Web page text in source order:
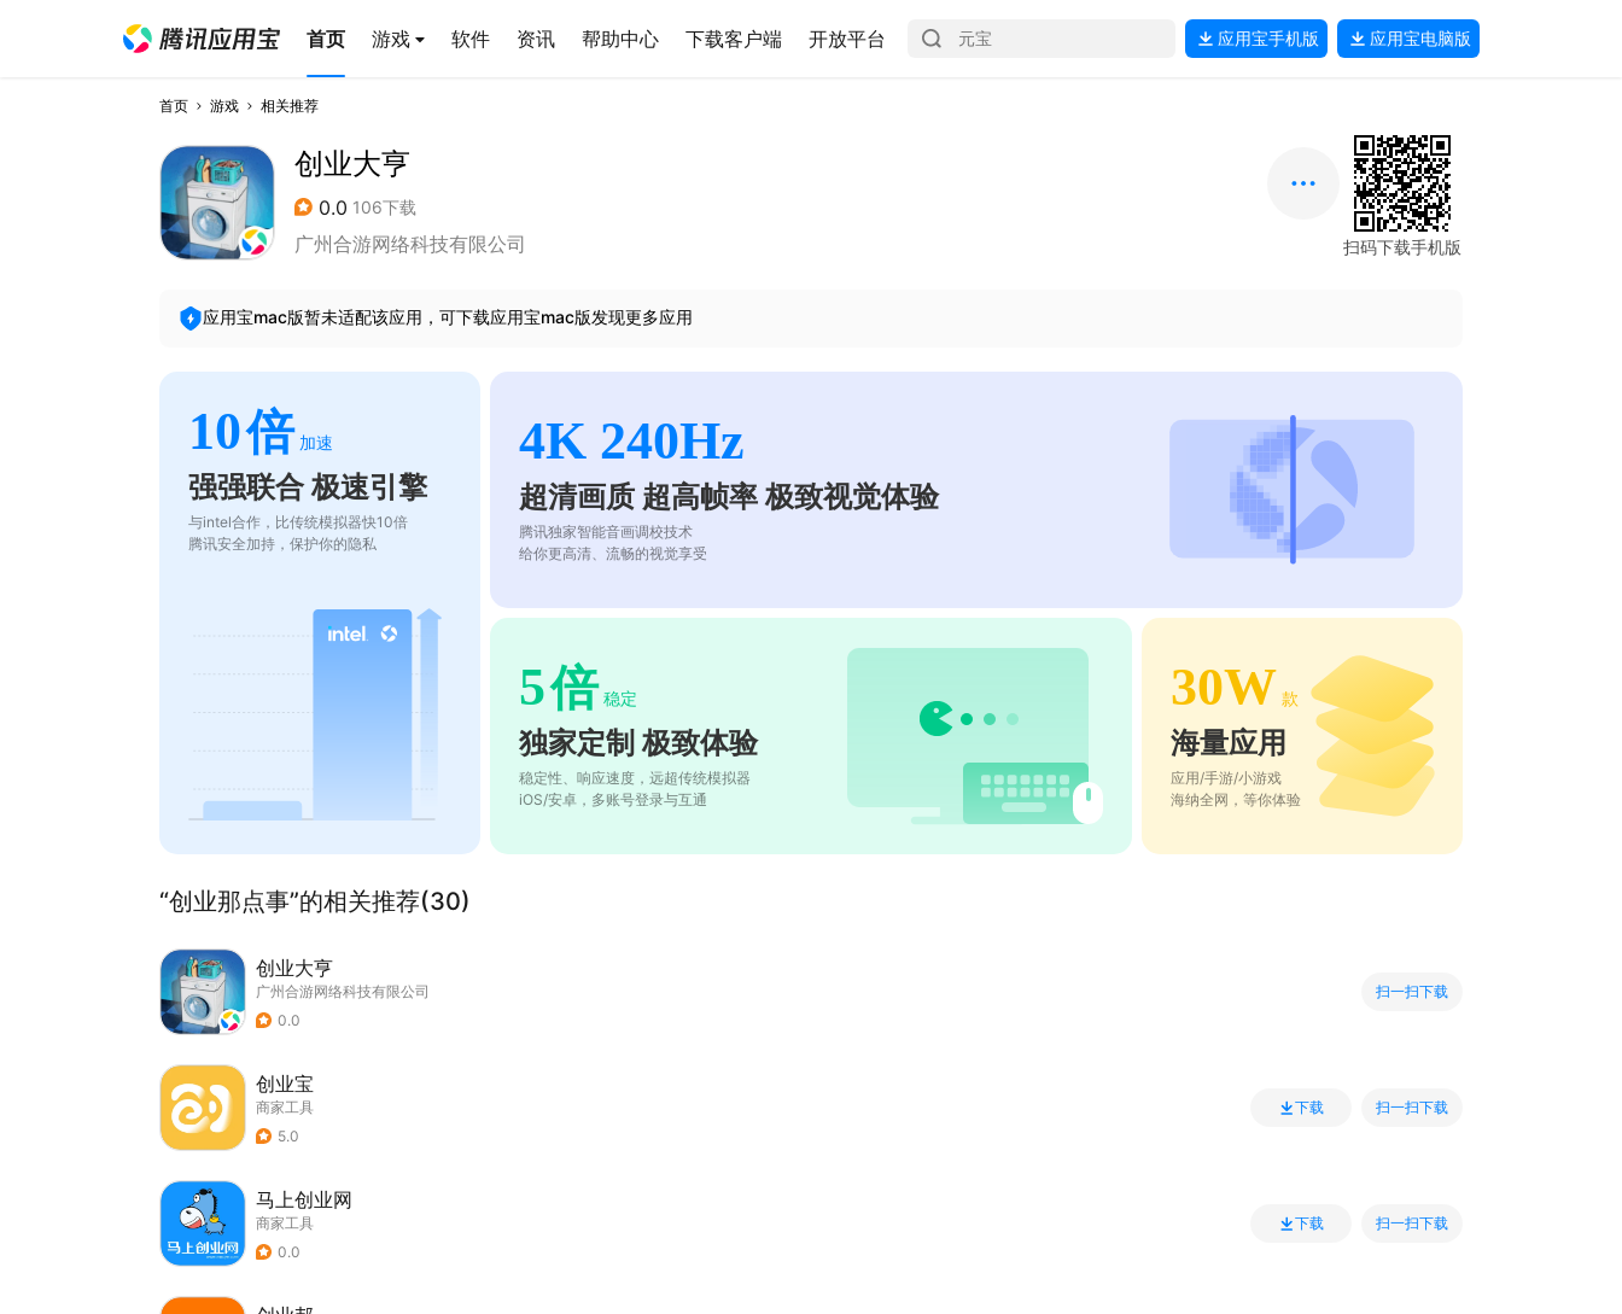
首页 游戏 软件 资讯 帮助中心 下载客户端 开放平台 应用宝手机版 应用宝电脑版
首页 游戏 相关推荐
创业大亨
0.0 106下载
广州合游网络科技有限公司 扫码下载手机版
应用宝mac版暂未适配该应用，可下载应用宝mac版发现更多应用
10倍 加速
强强联合 极速引擎
与intel合作，比传统模拟器快10倍
腾讯安全加持，保护你的隐私
4K 240Hz
超清画质 超高帧率 极致视觉体验
腾讯独家智能音画调校技术
给你更高清、流畅的视觉享受
5倍 稳定
独家定制 极致体验
稳定性、响应速度，远超传统模拟器
iOS/安卓，多账号登录与互通
30W 款
海量应用
应用/手游/小游戏
海纳全网，等你体验
“创业那点事”的相关推荐(30)
创业大亨
广州合游网络科技有限公司
0.0
扫一扫下载
创业宝
商家工具
5.0
下载 扫一扫下载
马上创业网
商家工具
0.0
下载 扫一扫下载